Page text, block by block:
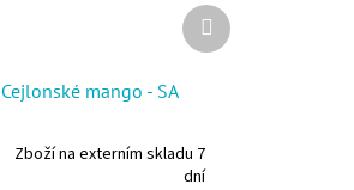
Cejlonské mango - SA
Zboží na externím skladu 7
dní
Další produkt